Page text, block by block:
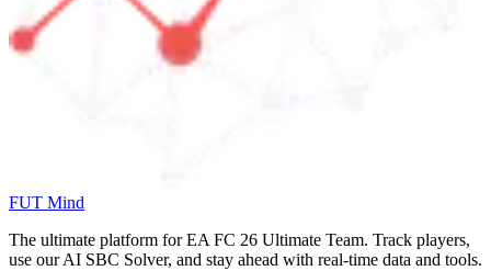
FUT Mind
The ultimate platform for EA FC 26 Ultimate Team. Track players,
use our AI SBC Solver, and stay ahead with real-time data and tools.